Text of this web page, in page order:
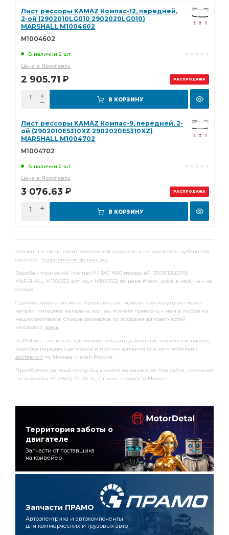
РАСПРОДАЖА
Лист рессоры KAMAZ Компас-12, передней,
2-ой (2902010LG010 2902020LG010)
MARSHALL M1004602
M1004602
В наличии 2 шт.
Цена в Ярославль
2 905.71 Р
В КОРЗИНУ
РАСПРОДАЖА
Лист рессоры KAMAZ Компас-9, передней, 2-
ой (2902010E5310XZ 2902020E5310XZ)
MARSHALL M1004702
M1004702
В наличии 2 шт.
Цена в Ярославль
3 076.63 Р
В КОРЗИНУ
Указанные цены носят рекламный характер и не являются публичной
офертой. Подробная информация
Барабан тормозной Компас-9 / JAC N80 передний (3501015LE178)
MARSHALL M1900552 артикул M1900552 по цене #item_price в наличии на
складе.
Сделать заказ в регионе Ярославль вы можете круглосуточно через
каталог интернет магазина или вы можете приехать к нам в любой из
наших филиалов. Список филиалов по продаже автозапчастей
находятся здесь.
RuMotors - это место, где можно заказать двигатели, топливные насосы,
коробки передач сцепление и прочие запчасти для автомобилей с
доставкой по Москве и всей России.
Приобрести данный товар Вы можете на нашем on-line сайте, позвонив
по телефону +7 (4852) 77-00-10, а также в офисе в Москве.
Территория заботы о
двигателе
Запчасти от поставщика
на конвейер
Запчасти ПРАМО
Автоэлектрика и автокомпоненты
для коммерческих и грузовых авто